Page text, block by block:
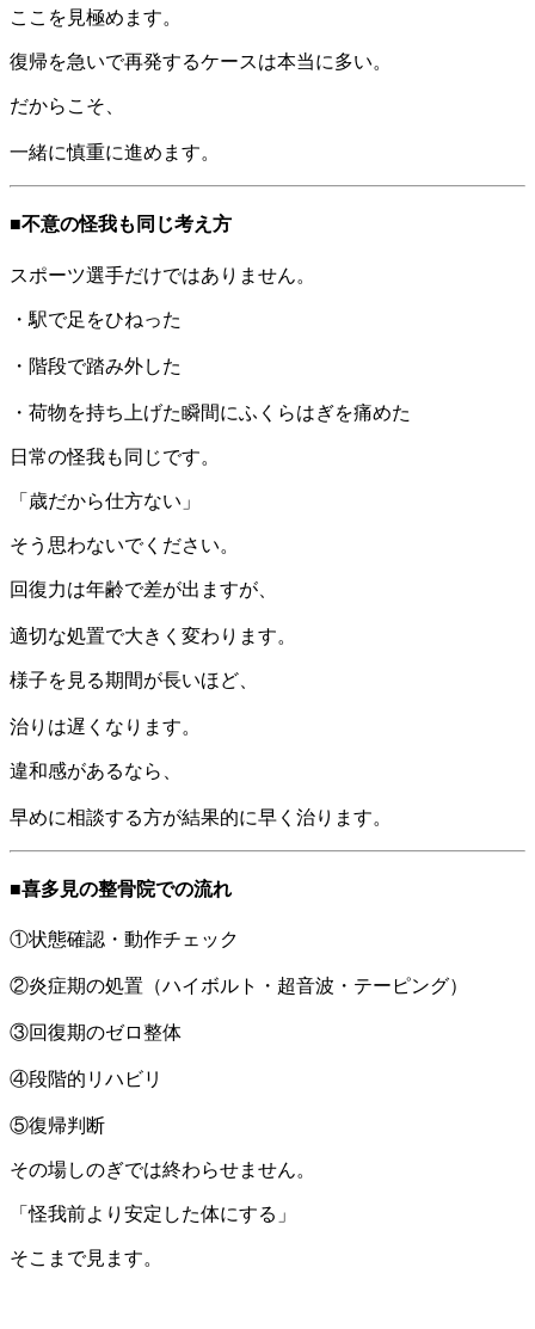
ここを見極めます。
復帰を急いで再発するケースは本当に多い。
だからこそ、
一緒に慎重に進めます。
■不意の怪我も同じ考え方
スポーツ選手だけではありません。
・駅で足をひねった
・階段で踏み外した
・荷物を持ち上げた瞬間にふくらはぎを痛めた
日常の怪我も同じです。
「歳だから仕方ない」
そう思わないでください。
回復力は年齢で差が出ますが、
適切な処置で大きく変わります。
様子を見る期間が長いほど、
治りは遅くなります。
違和感があるなら、
早めに相談する方が結果的に早く治ります。
■喜多見の整骨院での流れ
①状態確認・動作チェック
②炎症期の処置（ハイボルト・超音波・テーピング）
③回復期のゼロ整体
④段階的リハビリ
⑤復帰判断
その場しのぎでは終わらせません。
「怪我前より安定した体にする」
そこまで見ます。